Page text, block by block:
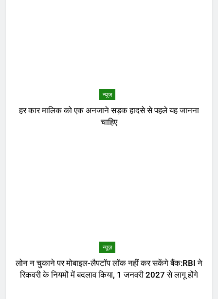
न्यूज़
हर कार मालिक को एक अनजाने सड़क हादसे से पहले यह जानना
चाहिए
न्यूज़
लोन न चुकाने पर मोबाइल-लैपटॉप लॉक नहीं कर सकेंगे बैंक:RBI ने
रिकवरी के नियमों में बदलाव किया, 1 जनवरी 2027 से लागू होंगे